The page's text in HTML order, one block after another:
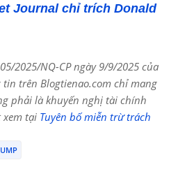
Journal chỉ trích Donald
2025/NQ-CP ngày 9/9/2025 của
trên Blogtienao.com chỉ mang
phải là khuyến nghị tài chính
tại Tuyên bố miễn trừ trách